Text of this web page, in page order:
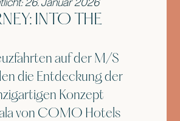
INTO THE
auf der M/S
die Entdeckung der
Konzept
von COMO Hotels